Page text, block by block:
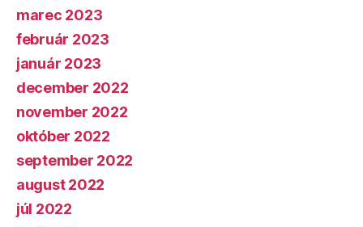
marec 2023
február 2023
január 2023
december 2022
november 2022
október 2022
september 2022
august 2022
júl 2022